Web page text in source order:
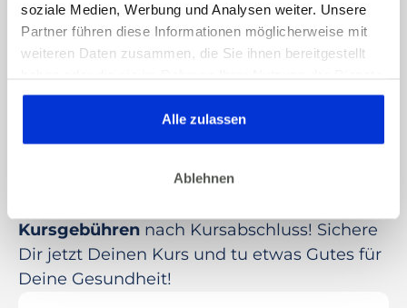
soziale Medien, Werbung und Analysen weiter. Unsere
Partner führen diese Informationen möglicherweise mit
weiteren Daten zusammen, die Sie ihnen bereitgestellt
gesammelt haben. Dies gilt auch für Gesundheitsdaten,
die gegebenenfalls für die Kursdurchführung erhoben
werden.
Alle zulassen
Ablehnen
Dein Preis 99€ 0€
*Einmalige Zahlung. Kein Abo und keine
aktualisiert sind jedoch ohne Gewähr.
Super, Du kannst starten!
Kursgebühren nach Kursabschluss! Sichere
Dir jetzt Deinen Kurs und tu etwas Gutes für
Deine Gesundheit!